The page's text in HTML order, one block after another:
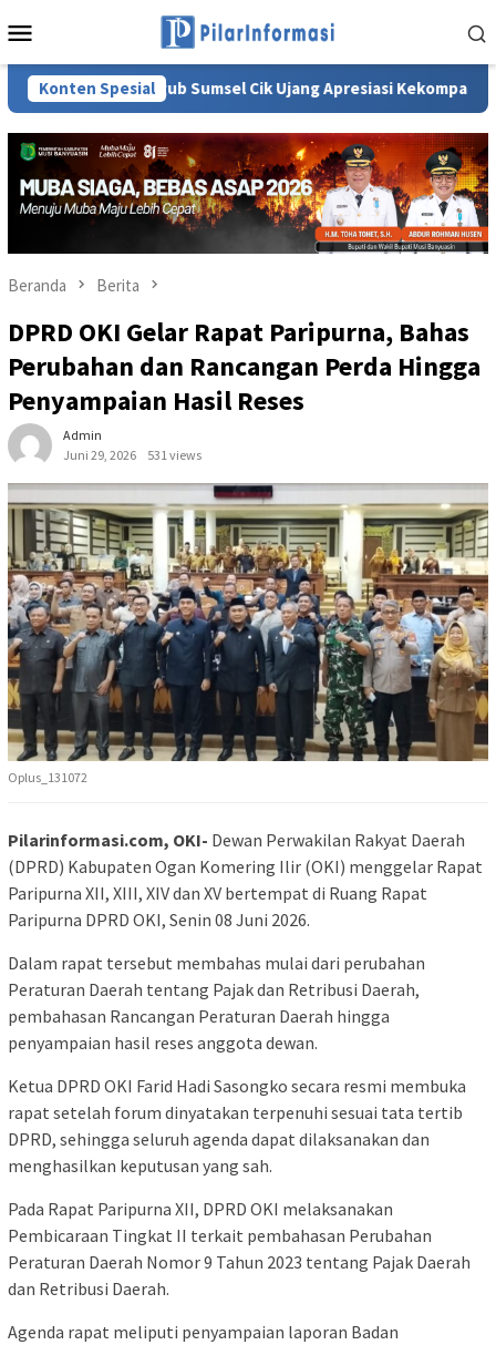
ke
Mobile
Konten Spesial
Wagub Sumsel Cik Ujang Apresiasi Kekompakan Warga
Beranda Berita
DPRD OKI Gelar Rapat Paripurna, Bahas
Perubahan dan Rancangan Perda Hingga
Penyampaian Hasil Reses
Admin
Juni 29, 2026
531 views
Oplus_131072
Pilarinformasi.com, OKI- Dewan Perwakilan Rakyat Daerah
(DPRD) Kabupaten Ogan Komering Ilir (OKI) menggelar Rapat
Paripurna XII, XIII, XIV dan XV bertempat di Ruang Rapat
Paripurna DPRD OKI, Senin 08 Juni 2026.
Dalam rapat tersebut membahas mulai dari perubahan
Peraturan Daerah tentang Pajak dan Retribusi Daerah,
pembahasan Rancangan Peraturan Daerah hingga
penyampaian hasil reses anggota dewan.
Ketua DPRD OKI Farid Hadi Sasongko secara resmi membuka
rapat setelah forum dinyatakan terpenuhi sesuai tata tertib
DPRD, sehingga seluruh agenda dapat dilaksanakan dan
menghasilkan keputusan yang sah.
Pada Rapat Paripurna XII, DPRD OKI melaksanakan
Pembicaraan Tingkat II terkait pembahasan Perubahan
Peraturan Daerah Nomor 9 Tahun 2023 tentang Pajak Daerah
dan Retribusi Daerah.
Agenda rapat meliputi penyampaian laporan Badan